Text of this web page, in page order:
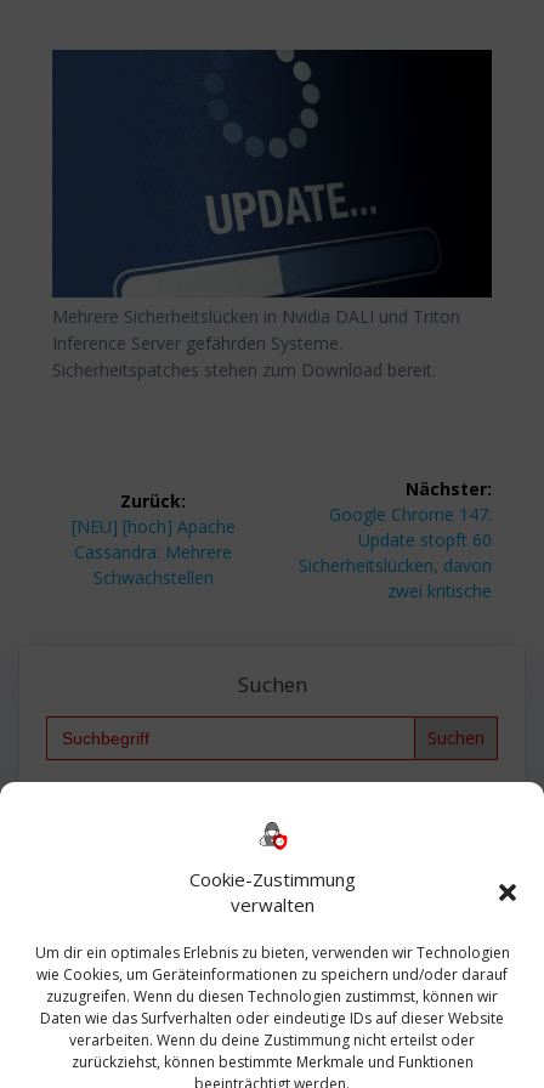
Cookie-Zustimmung
verwalten
Um dir ein optimales Erlebnis zu bieten, verwenden wir Technologien
wie Cookies, um Geräteinformationen zu speichern und/oder darauf
zuzugreifen. Wenn du diesen Technologien zustimmst, können wir
Daten wie das Surfverhalten oder eindeutige IDs auf dieser Website
verarbeiten. Wenn du deine Zustimmung nicht erteilst oder
zurückziehst, können bestimmte Merkmale und Funktionen
beeinträchtigt werden.
Mehrere Sicherheitslücken in Nvidia DALI und Triton
Inference Server gefährden Systeme.
Sicherheitspatches stehen zum Download bereit.
Zurück:
Vorheriger
Beitrag:
[NEU] [hoch] Apache
Cassandra: Mehrere
Schwachstellen
Nächster:
Nächster
Beitrag:
Google Chrome 147:
Update stopft 60
Sicherheitslücken, davon
zwei kritische
Suchen
Search
Bautagebuch
Exchange firewall Fritzbox
Microsoft
Sanierung SBS Security Server Sicherheit
Sicherung SIEM Sophos SSL Ubuntu
Update Upgrade UTM VCenter VCSA Veeam
VMWare VPN WAZUH Windows
Zertifikat